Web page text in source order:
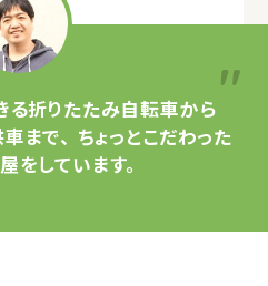
る折りたたみ自転車から
まで、 ちょっとこだわった
をしています。